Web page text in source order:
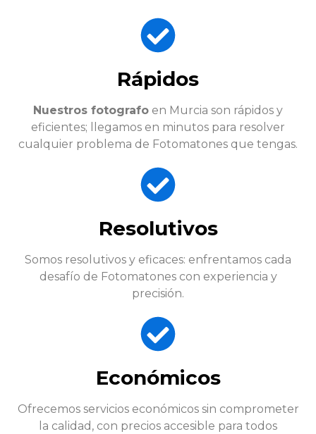
Rápidos
Nuestros fotografo en Murcia son rápidos y
eficientes; llegamos en minutos para resolver
cualquier problema de Fotomatones que tengas.
Resolutivos
Somos resolutivos y eficaces: enfrentamos cada
desafío de Fotomatones con experiencia y
precisión.
Económicos
Ofrecemos servicios económicos sin comprometer
la calidad, con precios accesible para todos